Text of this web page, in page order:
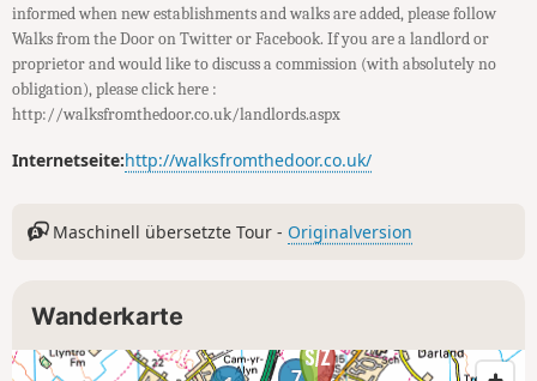
informed when new establishments and walks are added, please follow
Walks from the Door on Twitter or Facebook. If you are a landlord or
proprietor and would like to discuss a commission (with absolutely no
obligation), please click here :
http://walksfromthedoor.co.uk/landlords.aspx
Internetseite:http://walksfromthedoor.co.uk/
Maschinell übersetzte Tour - Originalversion
Wanderkarte